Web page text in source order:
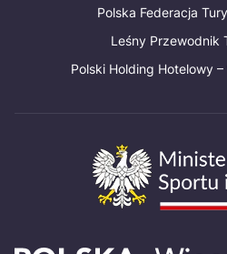
Polska Federacja
Leśny Przewodnik
Polski Holding Hotelowy